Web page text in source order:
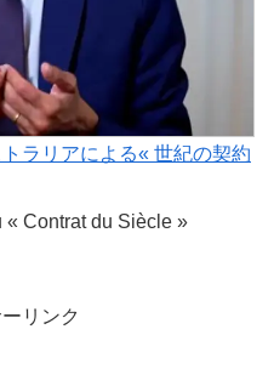
ラリアによる« 世紀の契約
« Contrat du Siècle »
リンク